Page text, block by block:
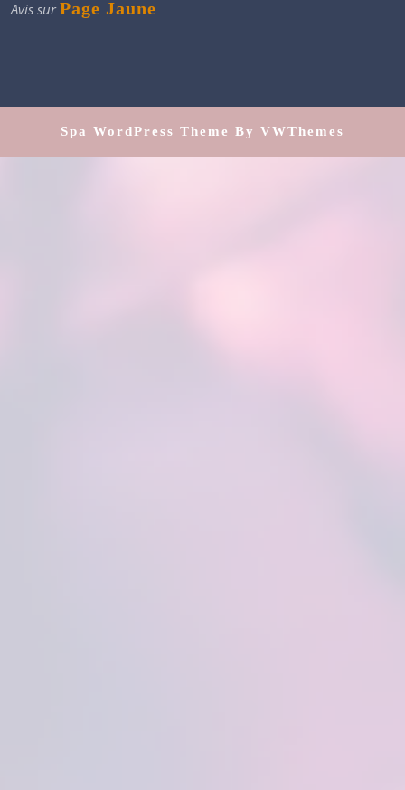
Avis surPage Jaune
Spa WordPress Theme By VWThemes
Scroll